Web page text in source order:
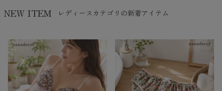
NEW ITEM レディースカテゴリの新着アイテム